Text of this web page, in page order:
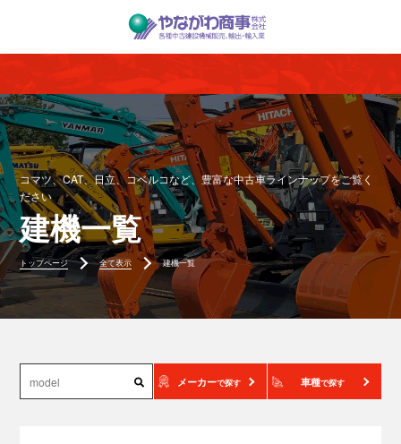
コマツ、CAT、日立、コベルコなど、豊富な中古車ラインナップをご覧く
ださい
建機一覧
トップページ 全て表示 建機一覧
メーカーで探す 車種で探す